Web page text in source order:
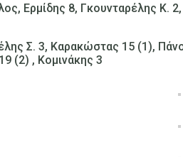
Ερμίδης 8, Γκουνταρέλης Κ.
Σ. 3, Καρακώστας 15 (1),
(2) , Κομινάκης 3